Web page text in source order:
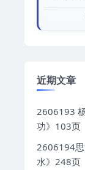
近期文章
2606193
功》103页
2606194
水》248页